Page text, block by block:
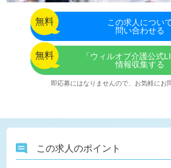
無料 この求人につい
問い合わせる
無料
「ウィルオブ介護公式
情報収集する
即応募にはなりませんので、お気軽にお
この求人のポイント